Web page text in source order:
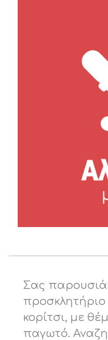
Σας
προσκλητήριο
κορίτσι, με
παγωτό.